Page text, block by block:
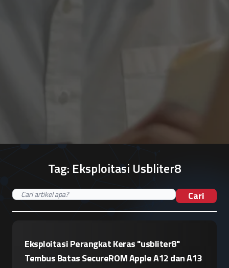
Tag: Eksploitasi Usbliter8
Cari
Eksploitasi Perangkat Keras "usbliter8"
Tembus Batas SecureROM Apple A12 dan A13